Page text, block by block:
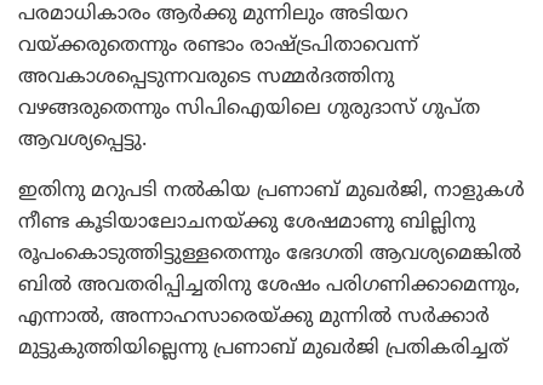
പരമാധികാരം ആര്‍ക്കു മുന്നിലും അടിയറ
വയ്ക്കരുതെന്നും രണ്ടാം രാഷ്ട്രപിതാവെന്ന്
അവകാശപ്പെടുന്നവരുടെ സമ്മര്‍ദത്തിനു
വഴങ്ങരുതെന്നും സിപിഐയിലെ ഗുരുദാസ് ഗുപ്ത
ആവശ്യപ്പെട്ടു.
ഇതിനു മറുപടി നല്‍കിയ പ്രണാബ് മുഖര്‍ജി, നാളുകള്‍
നീണ്ട കൂടിയാലോചനയ്ക്കു ശേഷമാണു ബില്ലിനു
രൂപംകൊടുത്തിട്ടുള്ളതെന്നും ഭേദഗതി ആവശ്യമെങ്കില്‍
ബില്‍ അവതരിപ്പിച്ചതിനു ശേഷം പരിഗണിക്കാമെന്നും,
എന്നാല്‍, അന്നാഹസാരെയ്ക്കു മുന്നില്‍ സര്‍ക്കാര്‍
മുട്ടുകുത്തിയില്ലെന്നു പ്രണാബ് മുഖര്‍ജി പ്രതികരിച്ചത്